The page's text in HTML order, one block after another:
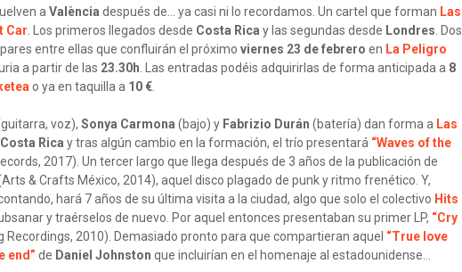
a València después de… ya casi ni lo recordamos. Un cartel que forman Las
Car . Los primeros llegados desde Costa Rica y las segundas desde Londres . Dos
entre ellas que confluirán el próximo viernes 23 de febrero en La Peligro
a partir de las 23.30h . Las entradas podéis adquirirlas de forma anticipada a 8
o ya en taquilla a 10 €
voz), Sonya Carmona (bajo) y Fabrizio Durán (batería) dan forma a Las
Costa Rica y tras algún cambio en la formación, el trío presentará “Waves of the
2017). Un tercer largo que llega después de 3 años de la publicación de
& Crafts México, 2014), aquel disco plagado de punk y ritmo frenético. Y,
hará 7 años de su última visita a la ciudad, algo que solo el colectivo Hits
y traérselos de nuevo. Por aquel entonces presentaban su primer LP, “Cry
Recordings, 2010). Demasiado pronto para que compartieran aquel “True love
end” de Daniel Johnston que incluirían en el homenaje al estadounidense…